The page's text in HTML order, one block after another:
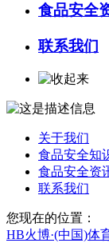
食品安全
联系我们
关于我们
食品安全知
食品安全资
联系我们
您现在的位置：
HB火博·(中国)体